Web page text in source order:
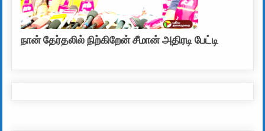
நான் தேர்தலில் நிற்கிறேன் சீமான் அதிரடி பேட்டி